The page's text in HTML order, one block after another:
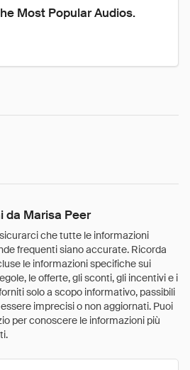
Most Popular Audios.
da Marisa Peer
che tutte le informazioni
frequenti siano accurate. Ricorda
le informazioni specifiche sui
le offerte, gli sconti, gli incentivi e i
solo a scopo informativo, passibili
imprecisi o non aggiornati. Puoi
per conoscere le informazioni più